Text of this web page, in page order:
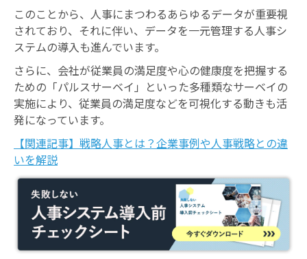
このことから、人事にまつわるあらゆるデータが重要視
されており、それに伴い、データを一元管理する人事シ
ステムの導入も進んでいます。
さらに、会社が従業員の満足度や心の健康度を把握する
ための「パルスサーベイ」といった多種類なサーベイの
実施により、従業員の満足度などを可視化する動きも活
発になっています。
【関連記事】戦略人事とは？企業事例や人事戦略との違
いを解説